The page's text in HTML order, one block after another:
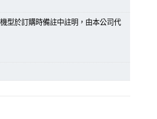
型於訂購時備註中註明，由本公司代